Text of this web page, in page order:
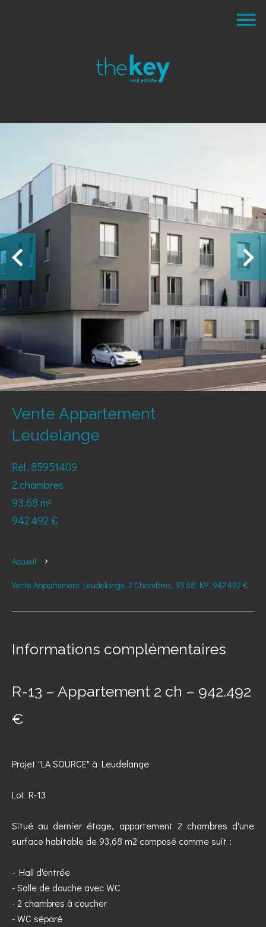
Vente Appartement
Leudelange
Réf. 85951409
2 chambres
93.68 m²
942 492 €
Accueil
Vente Appartement Leudelange, 2 Chambres, 93.68 M², 942 492 €
Informations complémentaires
R-13 – Appartement 2 ch – 942.492
€
Projet "LA SOURCE" à Leudelange
Lot R-13
Situé au dernier étage, appartement 2 chambres d'une
surface habitable de 93,68 m2 composé comme suit :
- Hall d'entrée
- Salle de douche avec WC
- 2 chambres à coucher
- WC séparé